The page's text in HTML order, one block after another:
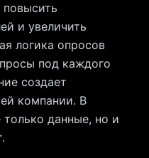
и увеличить
логика опросов
под каждого
создает
компании. В
только данные, но и